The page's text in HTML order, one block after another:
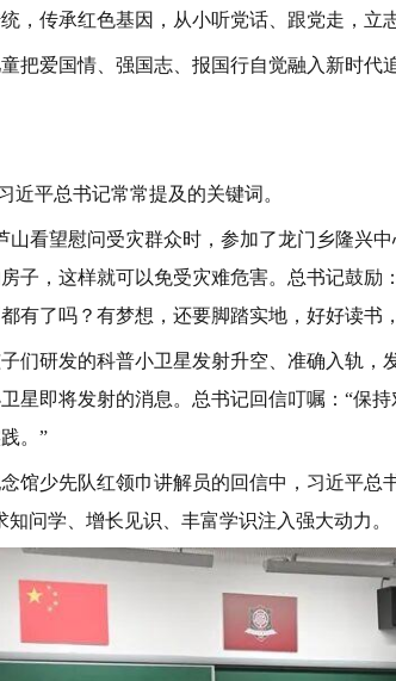
，传承红色基因，从小听党话、跟党走，立
把爱国情、强国志、报国行自觉融入新时代
近平总书记常常提及的关键词。
山看望慰问受灾群众时，参加了龙门乡隆兴
子，这样就可以免受灾难危害。总书记鼓励
有了吗？有梦想，还要脚踏实地，好好读书
们研发的科普小卫星发射升空、准确入轨，
星即将发射的消息。总书记回信叮嘱：“保
。”
馆少先队红领巾讲解员的回信中，习近平总
问学、增长见识、丰富学识注入强大动力。